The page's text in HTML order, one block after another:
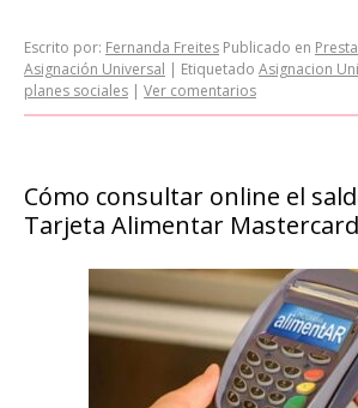
Escrito por: Fernanda Freites Publicado en
Asignación Universal | Etiquetado Asignacion
planes sociales | Ver comentarios
Cómo consultar online el
Tarjeta Alimentar Mastercard